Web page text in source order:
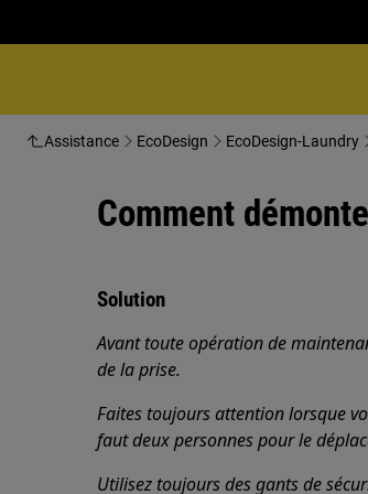
Assistance EcoDesign EcoDesign-Laundry
Comment
Solution
Avant toute opération de
de la prise.
Faites toujours attention lorsque
faut deux personnes pour le
Utilisez toujours des gants de